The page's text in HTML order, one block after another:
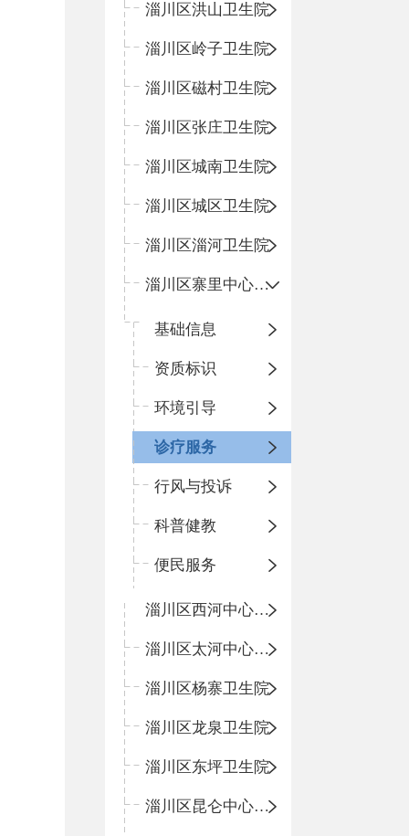
淄川区洪山卫生院
淄川区岭子卫生院
淄川区磁村卫生院
淄川区张庄卫生院
淄川区城南卫生院
淄川区城区卫生院
淄川区淄河卫生院
淄川区寨里中心卫生院
基础信息
资质标识
环境引导
诊疗服务
行风与投诉
科普健教
便民服务
淄川区西河中心卫生院
淄川区太河中心卫生院
淄川区杨寨卫生院
淄川区龙泉卫生院
淄川区东坪卫生院
淄川区昆仑中心卫生院